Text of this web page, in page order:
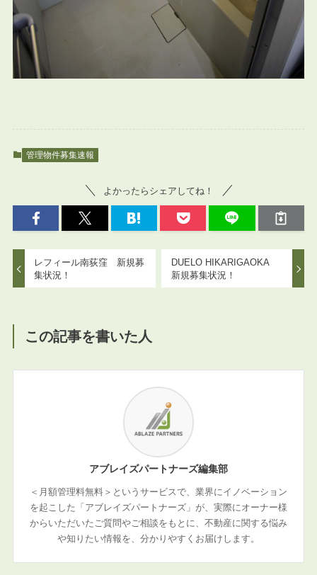
管理物件募集速報
よかったらシェアしてね！
レフィール南荻窪 新規募
集状況！
DUELO HIKARIGAOKA
新規募集状況！
この記事を書いた人
アブレイズパートナーズ編集部
＜月額管理料無料＞というサービスで、業界にイノベーション
を起こした「アブレイズパートナーズ」が、実際にオーナー様
からいただいたご質問やご相談をもとに、不動産に関する悩み
や知りたい情報を、分かりやすくお届けします。